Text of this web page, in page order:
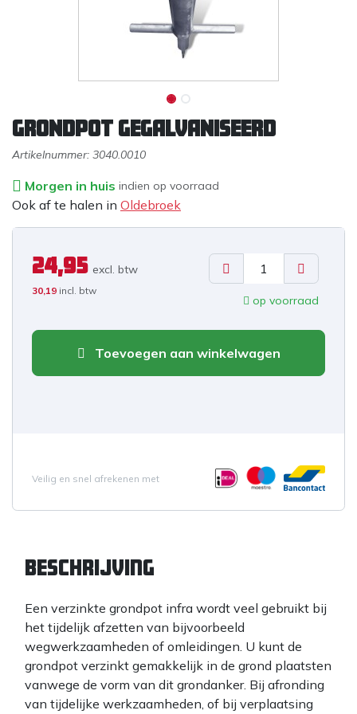
GRONDPOT GEGALVANISEERD
Artikelnummer: 3040.0010
Morgen in huis indien op voorraad
Ook af te halen in Oldebroek
24,95 excl. btw
30,19 incl. btw
op voorraad
Toevoegen aan winkelwagen
Veilig en snel afrekenen met
Beschrijving
Een verzinkte grondpot infra wordt veel gebruikt bij
het tijdelijk afzetten van bijvoorbeeld
wegwerkzaamheden of omleidingen. U kunt de
grondpot verzinkt gemakkelijk in de grond plaatsten
vanwege de vorm van dit grondanker. Bij afronding
van tijdelijke werkzaamheden, of bij verplaatsing